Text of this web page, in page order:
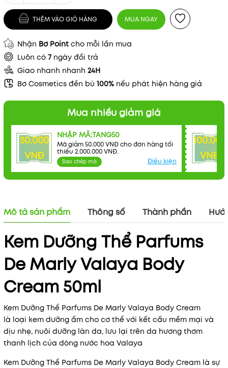
THÊM VÀO GIỎ HÀNG MUA NGAY
Nhận Bơ Point cho mỗi lần mua
Luôn có 7 ngày đổi trả
Giao nhanh nhanh 24H
Bơ Cosmetics đền bù 100% nếu phát hiện hàng giả
Mua nhiều giảm giá
50.000
VNĐ
NHẬP MÃ:TANG50
Mã giảm 50.000 VNĐ cho đơn hàng tối
thiểu 2.000.000 VNĐ.
Sao chép mã Điều kiện
100.000
VNĐ
Mã khuyến mãi:
Điều kiện:
Mô tả sản phẩm Thông số Thành phần
Kem Dưỡng Thể Parfums
De Marly Valaya Body
Cream 50ml
Kem Dưỡng Thể Parfums De Marly Valaya Body Cream
là loại kem dưỡng ẩm cho cơ thể với kết cấu mềm mại và
dịu nhẹ, nuôi dưỡng làn da, lưu lại trên da hương thơm
thanh lịch của dòng nước hoa Valaya
Kem Dưỡng Thể Parfums De Marly Valaya Body Cream là sự